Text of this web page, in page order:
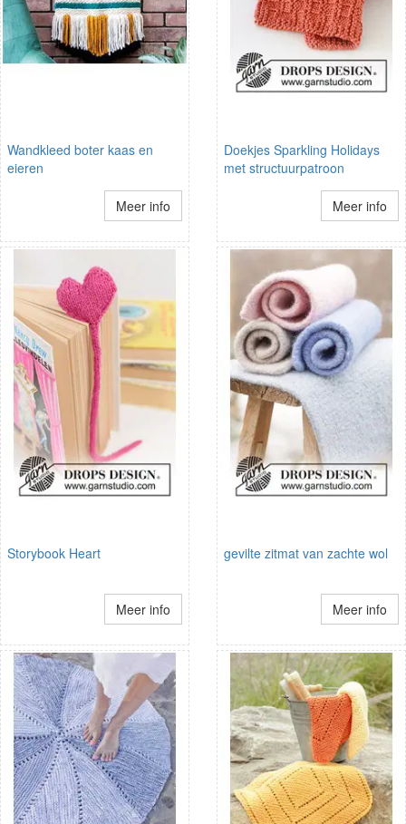
Wandkleed boter kaas en
eieren
Meer info
Doekjes Sparkling Holidays
met structuurpatroon
Meer info
Storybook Heart
Meer info
gevilte zitmat van zachte wol
Meer info